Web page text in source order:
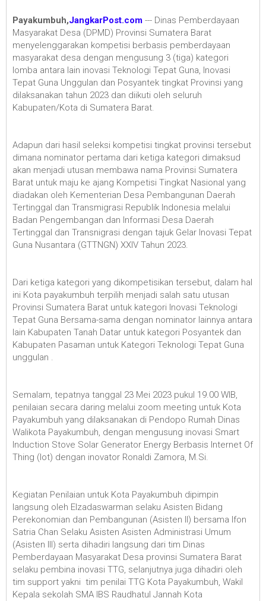
Payakumbuh,JangkarPost.com --- Dinas Pemberdayaan
Masyarakat Desa (DPMD) Provinsi Sumatera Barat
menyelenggarakan kompetisi berbasis pemberdayaan
masyarakat desa dengan mengusung 3 (tiga) kategori
lomba antara lain inovasi Teknologi Tepat Guna, Inovasi
Tepat Guna Unggulan dan Posyantek tingkat Provinsi yang
dilaksanakan tahun 2023 dan diikuti oleh seluruh
Kabupaten/Kota di Sumatera Barat.
Adapun dari hasil seleksi kompetisi tingkat provinsi tersebut
dimana nominator pertama dari ketiga kategori dimaksud
akan menjadi utusan membawa nama Provinsi Sumatera
Barat untuk maju ke ajang Kompetisi Tingkat Nasional yang
diadakan oleh Kementerian Desa Pembangunan Daerah
Tertinggal dan Transmigrasi Republik Indonesia melalui
Badan Pengembangan dan Informasi Desa Daerah
Tertinggal dan Transnigrasi dengan tajuk Gelar Inovasi Tepat
Guna Nusantara (GTTNGN) XXIV Tahun 2023.
Dari ketiga kategori yang dikompetisikan tersebut, dalam hal
ini Kota payakumbuh terpilih menjadi salah satu utusan
Provinsi Sumatera Barat untuk kategori Inovasi Teknologi
Tepat Guna Bersama-sama dengan nominator lainnya antara
lain Kabupaten Tanah Datar untuk kategori Posyantek dan
Kabupaten Pasaman untuk Kategori Teknologi Tepat Guna
unggulan .
Semalam, tepatnya tanggal 23 Mei 2023 pukul 19.00 WIB,
penilaian secara daring melalui zoom meeting untuk Kota
Payakumbuh yang dilaksanakan di Pendopo Rumah Dinas
Walikota Payakumbuh, dengan mengusung inovasi Smart
Induction Stove Solar Generator Energy Berbasis Internet Of
Thing (Iot) dengan inovator Ronaldi Zamora, M.Si.
Kegiatan Penilaian untuk Kota Payakumbuh dipimpin
langsung oleh Elzadaswarman selaku Asisten Bidang
Perekonomian dan Pembangunan (Asisten II) bersama Ifon
Satria Chan Selaku Asisten Asisten Administrasi Umum
(Asisten III) serta dihadiri langsung dari tim Dinas
Pemberdayaan Masyarakat Desa provinsi Sumatera Barat
selaku pembina inovasi TTG, selanjutnya juga dihadiri oleh
tim support yakni tim penilai TTG Kota Payakumbuh, Wakil
Kepala sekolah SMA IBS Raudhatul Jannah Kota